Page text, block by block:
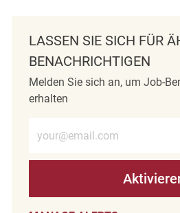
LASSEN SIE SICH FÜR
BENACHRICHTIGEN
Melden Sie sich an, um Job-
erhalten